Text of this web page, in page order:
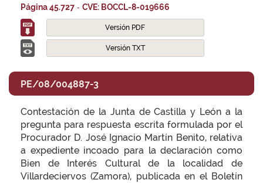
Página 45.727 - CVE: BOCCL-8-019666
Versión PDF
Versión TXT
PE/08/004887-3
Contestación de la Junta de Castilla y León a la
pregunta para respuesta escrita formulada por el
Procurador D. José Ignacio Martín Benito, relativa
a expediente incoado para la declaración como
Bien de Interés Cultural de la localidad de
Villardeciervos (Zamora), publicada en el Boletín